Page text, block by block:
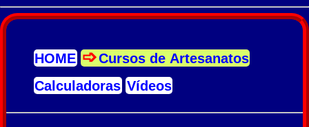
HOME
Cursos de Artesanatos
Calculadoras Vídeos